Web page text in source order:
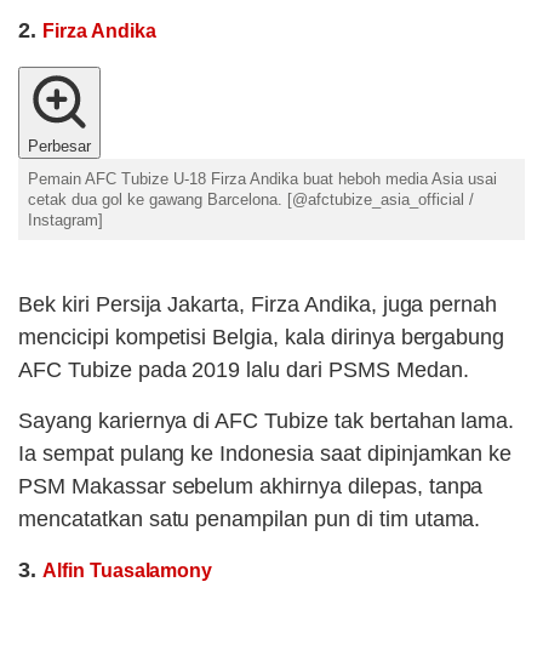
2. Firza Andika
Perbesar
Pemain AFC Tubize U-18 Firza Andika buat heboh media Asia usai
cetak dua gol ke gawang Barcelona. [@afctubize_asia_official /
Instagram]
Bek kiri Persija Jakarta, Firza Andika, juga pernah
mencicipi kompetisi Belgia, kala dirinya bergabung
AFC Tubize pada 2019 lalu dari PSMS Medan.
Sayang kariernya di AFC Tubize tak bertahan lama.
Ia sempat pulang ke Indonesia saat dipinjamkan ke
PSM Makassar sebelum akhirnya dilepas, tanpa
mencatatkan satu penampilan pun di tim utama.
3. Alfin Tuasalamony